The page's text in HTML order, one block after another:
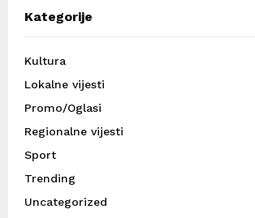
Kategorije
Kultura
Lokalne vijesti
Promo/Oglasi
Regionalne vijesti
Sport
Trending
Uncategorized